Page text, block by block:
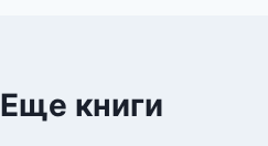
Еще книги